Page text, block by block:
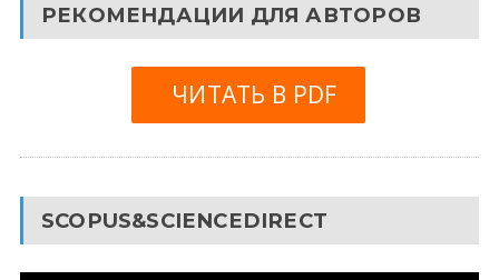
РЕКОМЕНДАЦИИ ДЛЯ АВТОРОВ
ЧИТАТЬ В PDF
SCOPUS&SCIENCEDIRECT